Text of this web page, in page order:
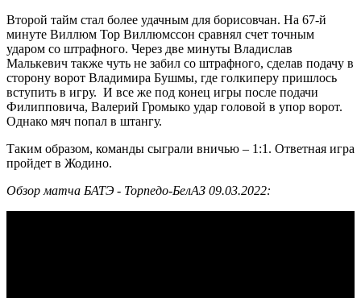
Второй тайм стал более удачным для борисовчан. На 67-й
минуте Виллюм Тор Виллюмссон сравнял счет точным
ударом со штрафного. Через две минуты Владислав
Малькевич также чуть не забил со штрафного, сделав подачу в
сторону ворот Владимира Бушмы, где голкиперу пришлось
вступить в игру. И все же под конец игры после подачи
Филипповича, Валерий Громыко удар головой в упор ворот.
Однако мяч попал в штангу.
Таким образом, команды сыграли вничью – 1:1. Ответная игра
пройдет в Жодино.
Обзор матча БАТЭ - Торпедо-БелАЗ 09.03.2022: